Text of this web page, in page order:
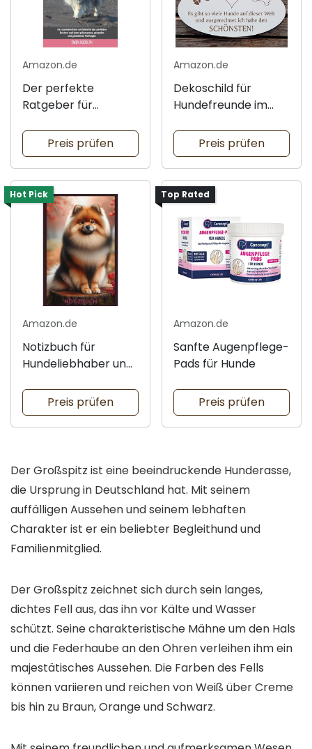
Amazon.de
Der perfekte
Ratgeber für
Preis prüfen
Amazon.de
Dekoschild für
Hundefreunde im
Preis prüfen
Hot Pick
Amazon.de
Notizbuch für
Hundeliebhaber und
Preis prüfen
Top Rated
Amazon.de
Sanfte Augenpflege-
Pads für Hunde
Preis prüfen
Der Großspitz ist eine beeindruckende Hunderasse,
die Ursprung in Deutschland hat. Mit seinem
auffälligen Aussehen und seinem lebhaften
Charakter ist er ein beliebter Begleithund und
Familienmitglied.
Der Großspitz zeichnet sich durch sein langes,
dichtes Fell aus, das ihn vor Kälte und Wasser
schützt. Seine charakteristische Mähne um den Hals
und die Federhaube an den Ohren verleihen ihm ein
majestätisches Aussehen. Die Farben des Fells
können variieren und reichen von Weiß über Creme
bis hin zu Braun, Orange und Schwarz.